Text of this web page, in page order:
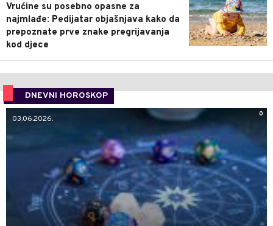
Vrućine su posebno opasne za
najmlađe: Pedijatar objašnjava kako da
prepoznate prve znake pregrijavanja
kod djece
DNEVNI HOROSKOP
0
03.06.2026.